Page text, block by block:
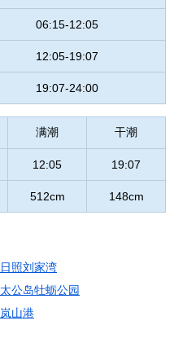
06:15-12:05
12:05-19:07
19:07-24:00
满潮 干潮
12:05 19:07
512cm 148cm
日照刘家湾
太公岛牡蛎公园
岚山港